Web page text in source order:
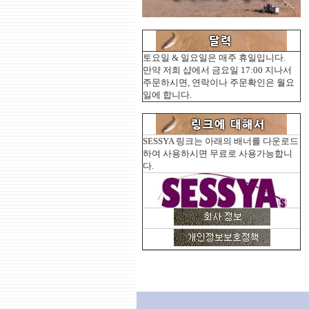
토요일 & 일요일은 매주 휴일입니다.
만약 저희 샵에서 금요일 17:00 지나서
주문하시면, 연락이나 주문확인은 월요
일에 합니다.
SESSYA 링크는 아래의 배너를 다운로드
하여 사용하시면 무료로 사용가능합니
다.